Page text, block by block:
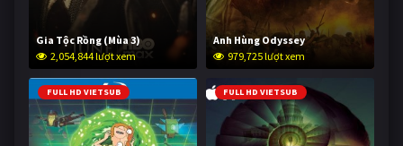
Gia Tộc Rồng (Mùa 3)
2,054,844 lượt xem
Anh Hùng Odyssey
979,725 lượt xem
FULL HD VIETSUB FULL HD VIETSUB